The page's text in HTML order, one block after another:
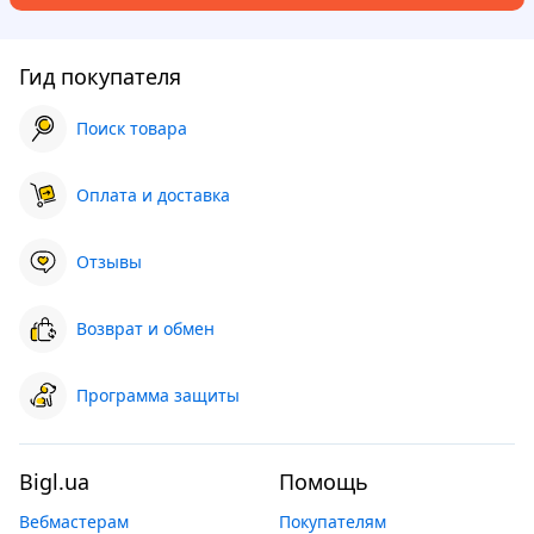
Гид покупателя
Поиск товара
Оплата и доставка
Отзывы
Возврат и обмен
Программа защиты
Bigl.ua
Вебмастерам
Помощь
Покупателям